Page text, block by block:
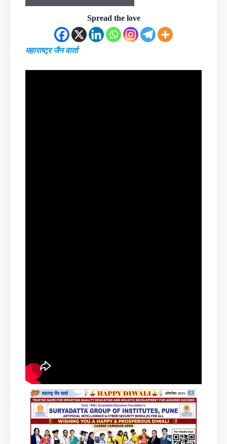
Spread the love
महाराष्ट्र जैन वार्ता